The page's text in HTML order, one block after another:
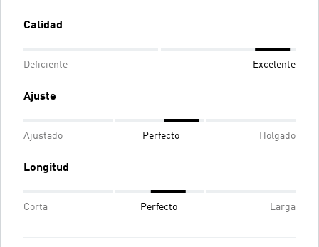
Calidad
Deficiente Excelente
Ajuste
Ajustado Perfecto Holgado
Longitud
Corta Perfecto Larga